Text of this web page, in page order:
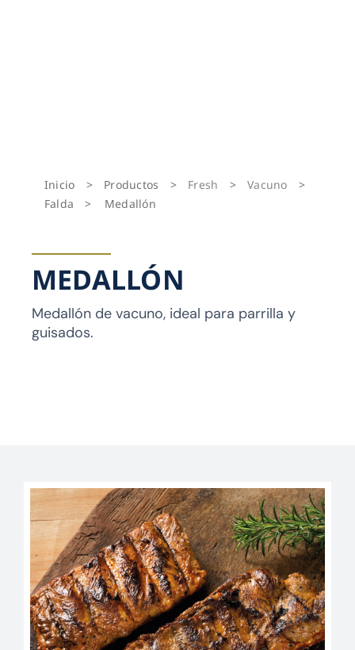
Inicio > Productos > Fresh > Vacuno
>
Falda
> Medallón
MEDALLÓN
Medallón de vacuno, ideal para parrilla y
guisados.